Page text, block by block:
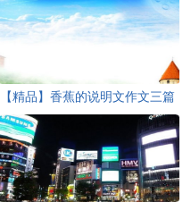
【精品】香蕉的说明文作文三篇